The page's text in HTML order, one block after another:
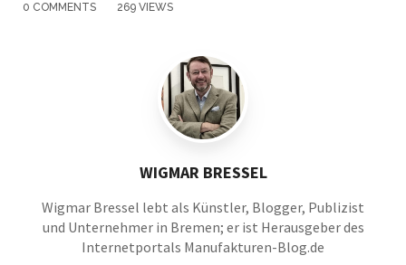
0 COMMENTS 269 VIEWS
WIGMAR BRESSEL
Wigmar Bressel lebt als Künstler, Blogger, Publizist
und Unternehmer in Bremen; er ist Herausgeber des
Internetportals Manufakturen-Blog.de